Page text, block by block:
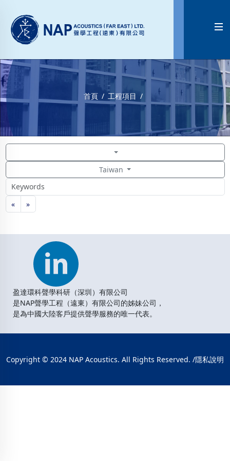

首頁 工程項目
Taiwan
« »
盈達環科聲學科研（深圳）有限公司
是NAP聲學工程（遠東）有限公司的姊妹公司，
是為中國大陸客戶提供聲學服務的唯一代表。
Copyright © 2024 NAP Acoustics. All Rights Reserved. /隱私說明